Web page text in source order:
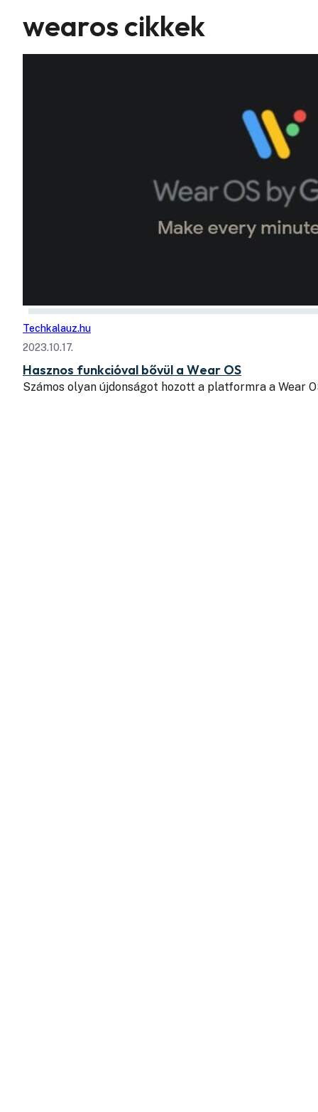
wearos cikkek
Techkalauz.hu
2023.10.17.
Hasznos funkcióval bővül a Wear OS
Számos olyan újdonságot hozott a platformra a Wear